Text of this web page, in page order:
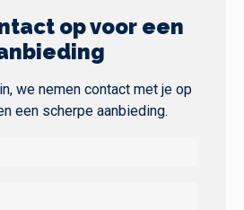
op voor een
we nemen contact met je op
een scherpe aanbieding.